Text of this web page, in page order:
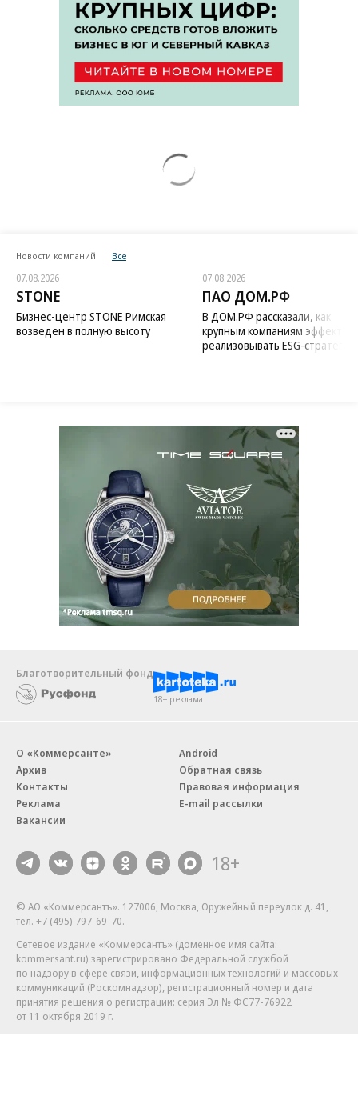
Новости компаний Все
07.08.2026
STONE
Бизнес-центр STONE Римская
возведен в полную высоту
07.08.2026
ПАО ДОМ.РФ
В ДОМ.РФ рассказали, как
крупным компаниям
реализовывать ESG-стратегию
Благотворительный фонд
18+ реклама
О «Коммерсанте»
Архив
Контакты
Реклама
Вакансии
Android
Обратная связь
Правовая информация
E-mail рассылки
18+
© АО «Коммерсантъ». 127006, Москва, Оружейный переулок д. 41,
тел. +7 (495) 797-69-70.
Сетевое издание «Коммерсантъ» (доменное имя сайта:
kommersant.ru) зарегистрировано Федеральной службой
по надзору в сфере связи, информационных технологий и массовых
коммуникаций (Роскомнадзор), регистрационный номер и дата
принятия решения о регистрации: серия Эл № ФС77-76922
от 11 октября 2019 г.